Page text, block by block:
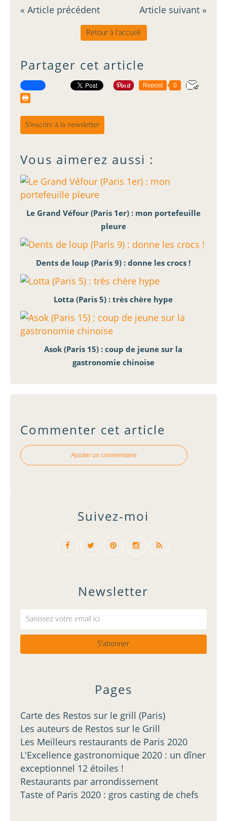
« Article précédent Article suivant »
Retour à l'accueil
Partager cet article
Repost 0
S'inscrire à la newsletter
Vous aimerez aussi :
Le Grand Véfour (Paris 1er) : mon portefeuille
pleure
Dents de loup (Paris 9) : donne les crocs !
Lotta (Paris 5) : très chère hype
Asok (Paris 15) : coup de jeune sur la
gastronomie chinoise
Commenter cet article
Ajouter un commentaire
Newsletter
Pages
Carte des Restos sur le grill (Paris)
Les auteurs de Restos sur le Grill
Les Meilleurs restaurants de Paris 2020
L'Excellence gastronomique 2020 : un dîner
exceptionnel 12 étoiles !
Restaurants par arrondissement
Taste of Paris 2020 : gros casting de chefs
Suivez-moi